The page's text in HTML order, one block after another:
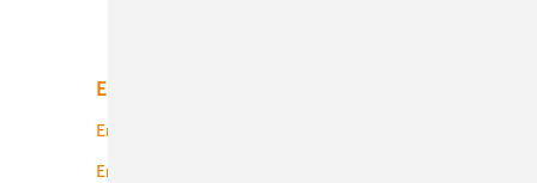
Energiemarkt
Energierecht
Energiemärkte weltweit